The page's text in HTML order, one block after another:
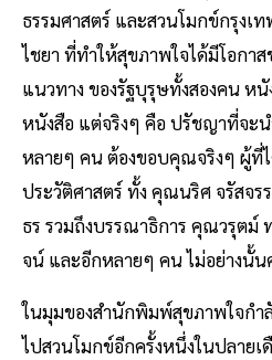
ธรรมศาสตร์ และสวนโมกข์กรุงเ
ไชยา ที่ทำให้สุขภาพใจได้มีโอกา
แนวทาง ของรัฐบุรุษทั้งสองคน ห
หนังสือ แต่จริงๆ คือ ปรัชญาที่จะ
หลายๆ คน ต้องขอบคุณจริงๆ ผู้ที่ไ
ประวัติศาสตร์ ทั้ง คุณนริศ จรัสจ
ธร รวมถึงบรรณาธิการ คุณวรุต
จน์ และอีกหลายๆ คน ไม่อย่างนั้น
ในมุมของสำนักพิมพ์สุขภาพใจกำ
ไปสวนโมกข์อีกครั้งหนึ่งในปลายเ